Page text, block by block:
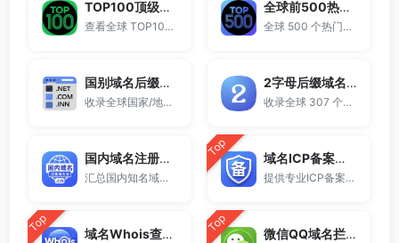
TOP100顶级域名后缀排名榜
查看全球 TOP100 域名后缀。
全球前500热门域名后缀排行
全球 500 个热门域名后缀排名，展示注册量排行、是否可备案、适用范围与用途简介，帮助企业与个人在 2025 年快速选择合适的顶级域名。
国别域名后缀大全
收录全球国家/地区代码顶级域名。
2字母后缀域名大全
收录全球 307 个两字符域名后缀。
国内域名注册商大全
汇总国内知名域名注册商与服务平台。
Top 域名ICP备案查询
提供专业ICP备案查询与网站备案信息查询服务，支持域名备案号查询、网站是否备案检测及备案信息快速获取，适用于站长工具、域名检测与SEO分析。
Top 域名Whois查询工具 Top 微信QQ域名拦截检测